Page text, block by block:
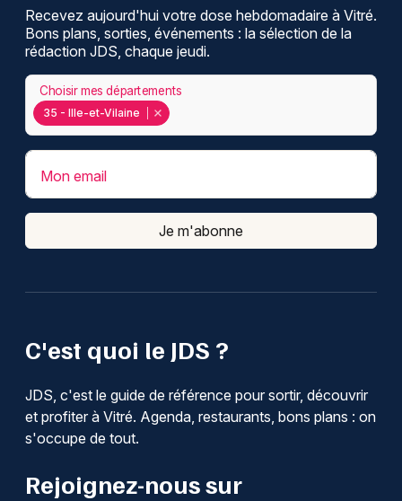
C'est quoi le JDS ?
JDS, c'est le guide de référence pour sortir, découvrir
et profiter à Vitré. Agenda, restaurants, bons plans : on
s'occupe de tout.
Rejoignez-nous sur
Recevez aujourd'hui votre dose hebdomadaire à Vitré.
Bons plans, sorties, événements : la sélection de la
rédaction JDS, chaque jeudi.
35 - Ille-et-Vilaine
Choisir mes départements
Mon email
Je m'abonne